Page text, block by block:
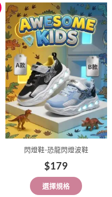
項
閃燈鞋-恐龍閃燈波鞋
$179
選擇規格
此
產
品
有
多
種
款
式。
可
在
產
頁
面
擇